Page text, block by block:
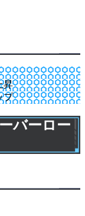
昇
プ
バーロー